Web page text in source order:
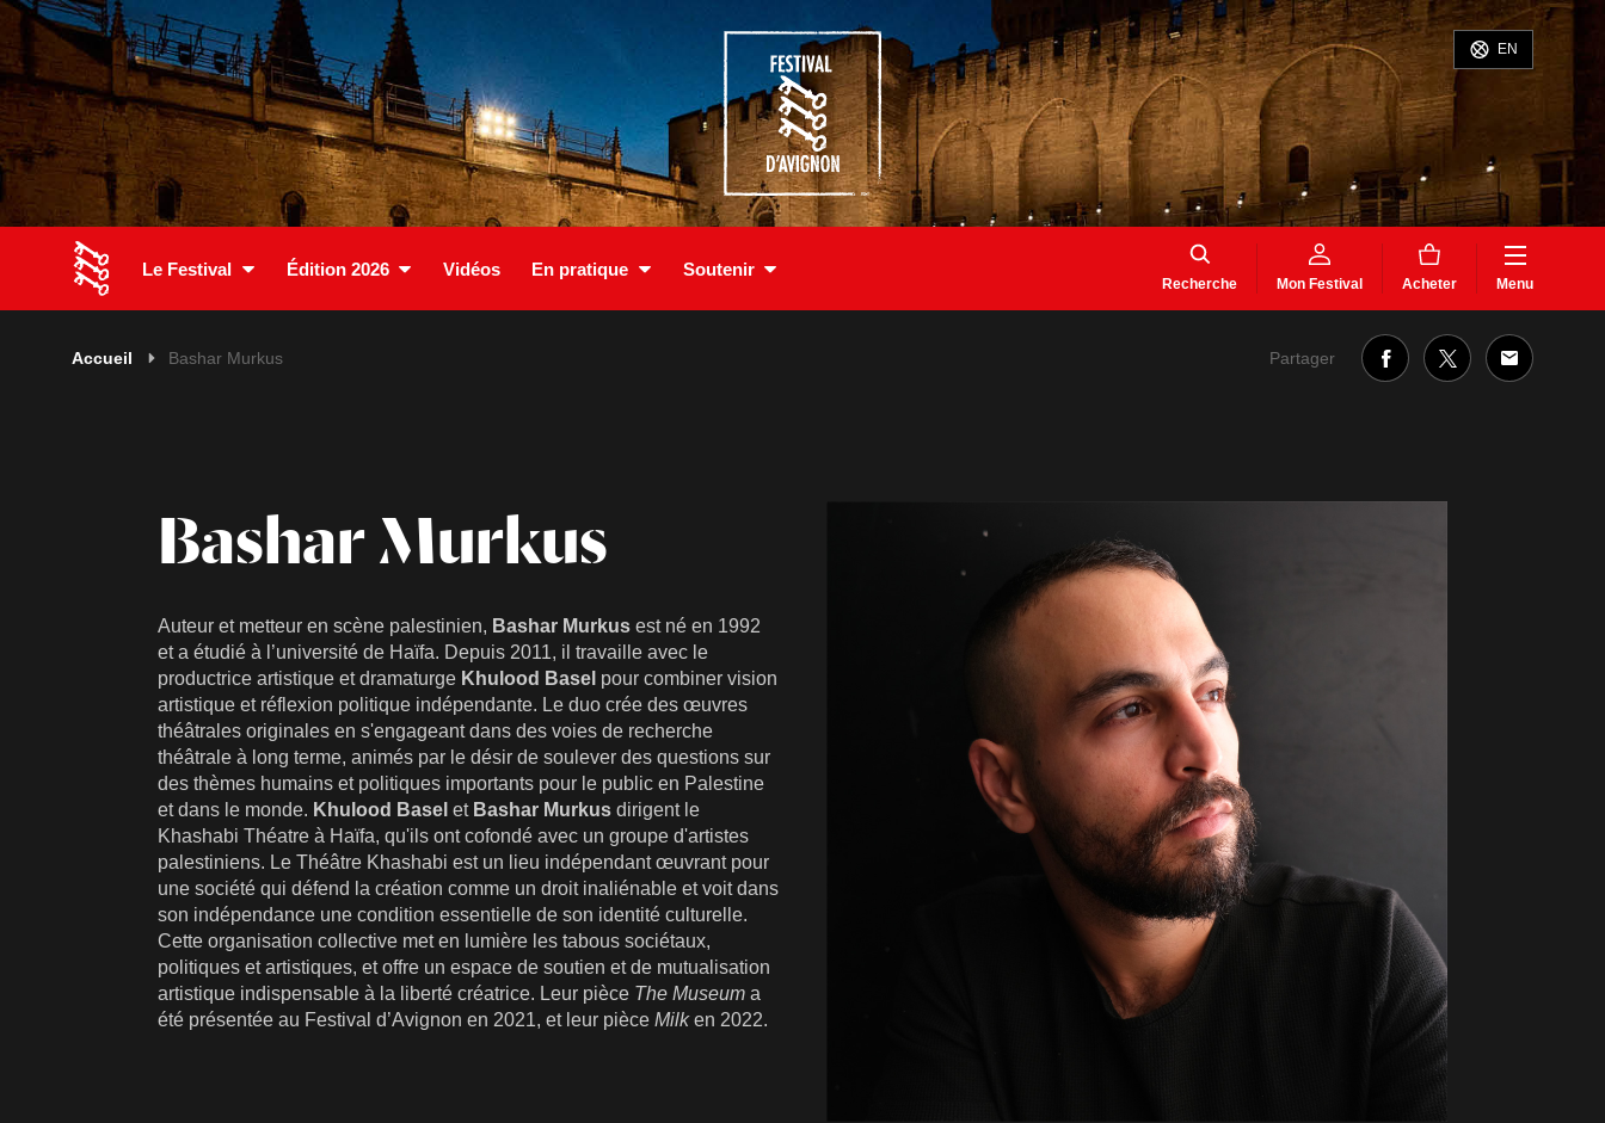
EN
Le Festival Édition 2026 Vidéos En pratique Soutenir
Recherche Mon Festival Acheter Menu
Accueil Bashar Murkus Partager
Bashar Murkus
Auteur et metteur en scène palestinien, Bashar Murkus est né en 1992
et a étudié à l’université de Haïfa. Depuis 2011, il travaille avec le
productrice artistique et dramaturge Khulood Basel pour combiner vision
artistique et réflexion politique indépendante. Le duo crée des œuvres
théâtrales originales en s'engageant dans des voies de recherche
théâtrale à long terme, animés par le désir de soulever des questions sur
des thèmes humains et politiques importants pour le public en Palestine
et dans le monde. Khulood Basel et Bashar Murkus dirigent le
Khashabi Théatre à Haïfa, qu'ils ont cofondé avec un groupe d'artistes
palestiniens. Le Théâtre Khashabi est un lieu indépendant œuvrant pour
une société qui défend la création comme un droit inaliénable et voit dans
son indépendance une condition essentielle de son identité culturelle.
Cette organisation collective met en lumière les tabous sociétaux,
politiques et artistiques, et offre un espace de soutien et de mutualisation
artistique indispensable à la liberté créatrice. Leur pièce The Museum a
été présentée au Festival d’Avignon en 2021, et leur pièce Milken 2022.